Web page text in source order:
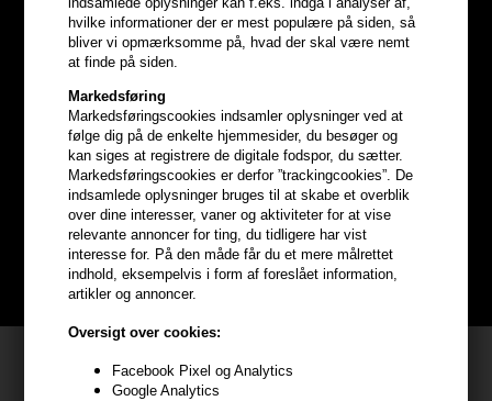
hvilke informationer der er mest populære på siden, så
bliver vi opmærksomme på, hvad der skal være nemt
at finde på siden.
Markedsføring
Markedsføringscookies indsamler oplysninger ved at
følge dig på de enkelte hjemmesider, du besøger og
kan siges at registrere de digitale fodspor, du sætter.
Markedsføringscookies er derfor ”trackingcookies”. De
indsamlede oplysninger bruges til at skabe et overblik
over dine interesser, vaner og aktiviteter for at vise
relevante annoncer for ting, du tidligere har vist
interesse for. På den måde får du et mere målrettet
indhold, eksempelvis i form af foreslået information,
artikler og annoncer.
Oversigt over cookies:
Facebook Pixel og Analytics
Google Analytics
Optjen5% bonuskronerpå
hele din ordre
Bliv helt gratis en del af vores kundeklub og optjen rabatter når du
handler
BLIV GRATIS MEDLEM HER
Kundeservice